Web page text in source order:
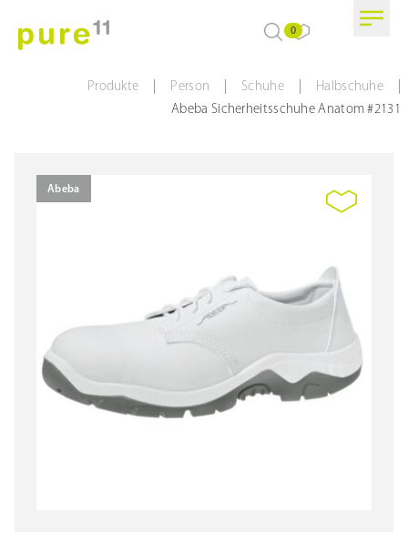
0
Produkte Person Schuhe Halbschuhe
Abeba Sicherheitsschuhe Anatom #2131
Abeba